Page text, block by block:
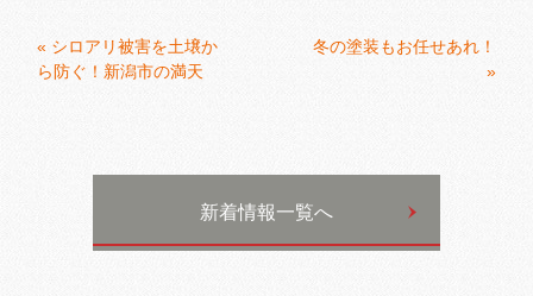
« シロアリ被害を土壌か
ら防ぐ！新潟市の満天
冬の塗装もお任せあれ！
»
新着情報一覧へ